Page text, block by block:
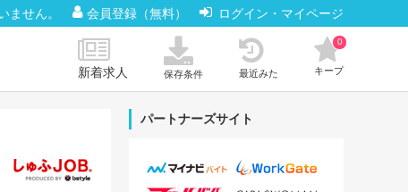
ません。 会員登録（無料） ログイン・マイページ
新着求人 保存条件 最近みた キープ
0
パートナーズサイト